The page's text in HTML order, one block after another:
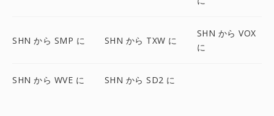
SHN から SMP に SHN から TXW に
SHN から VOX
に
SHN から WVE に SHN から SD2 に